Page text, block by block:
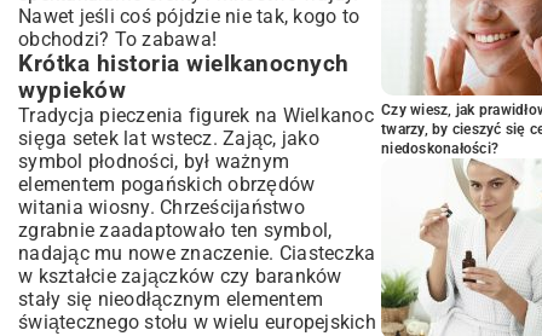
Zamienniki nabiału w wielkanocnym
przepisie
Ciasteczka wegańskie – proste
modyfikacje
Przechowywanie i Serwowanie
Wielkanocnych Ciasteczek
Jak długo zachowują świeżość ciasteczka
zajączki?
Pomysły na eleganckie podanie
Zajączki jako prezent świąteczny
Podsumowanie: Smak Wielkanocy w
Każdym Zajączku
Nawet jeśli coś pójdzie nie tak, kogo to
obchodzi? To zabawa!
Krótka historia wielkanocnych
wypieków
Tradycja pieczenia figurek na Wielkanoc
sięga setek lat wstecz. Zając, jako
symbol płodności, był ważnym
elementem pogańskich obrzędów
witania wiosny. Chrześcijaństwo
zgrabnie zaadaptowało ten symbol,
nadając mu nowe znaczenie. Ciasteczka
w kształcie zajączków czy baranków
stały się nieodłącznym elementem
świątecznego stołu w wielu europejskich
Czy wiesz, jak
twarzy, by cieszyć się
niedoskonałości?